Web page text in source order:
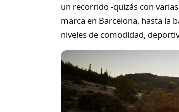
un recorrido -quizás con
marca en Barcelona, hasta la
niveles de comodidad,